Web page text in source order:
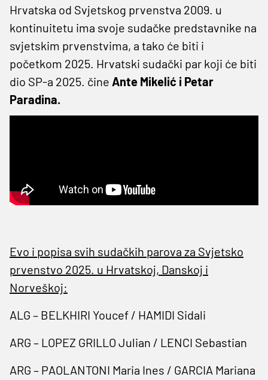
Hrvatska od Svjetskog prvenstva 2009. u
kontinuitetu ima svoje sudačke predstavnike na
svjetskim prvenstvima, a tako će biti i
početkom 2025. Hrvatski sudački par koji će biti
dio SP-a 2025. čine Ante Mikelić i Petar
Paradina.
Evo i popisa svih sudačkih parova za Svjetsko
prvenstvo 2025. u Hrvatskoj, Danskoj i
Norveškoj:
ALG – BELKHIRI Youcef / HAMIDI Sidali
ARG – LOPEZ GRILLO Julian / LENCI Sebastian
ARG – PAOLANTONI Maria Ines / GARCIA Mariana